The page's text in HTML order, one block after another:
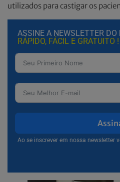
utilizados para castigar os
ASSINE A NEWSLETTER DO
RÁPIDO, FÁCIL E GRATUITO !
Ao se inscrever em nossa newsletter